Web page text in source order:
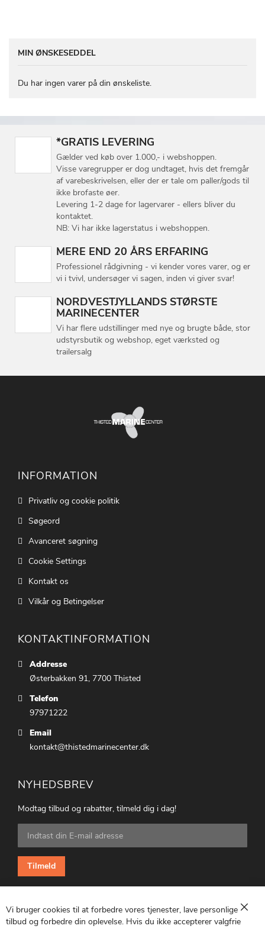
MIN ØNSKESEDDEL
Du har ingen varer på din ønskeliste.
*GRATIS LEVERING
Gælder ved køb over 1.000,- i webshoppen.
Visse varegrupper er dog undtaget, hvis det fremgår
af varebeskrivelsen, eller der er tale om paller/gods til
ikke brofaste øer.
Levering 1-2 dage for lagervarer - ellers bliver du
kontaktet.
NB: Vi har ikke lagerstatus i webshoppen.
MERE END 20 ÅRS ERFARING
Professionel rådgivning - vi kender vores varer, og er
vi i tvivl, undersøger vi sagen, inden vi giver svar!
NORDVESTJYLLANDS STØRSTE
MARINECENTER
Vi har flere udstillinger med nye og brugte både, stor
udstyrsbutik og webshop, eget værksted og
trailersalg
INFORMATION
Privatliv og cookie politik
Søgeord
Avanceret søgning
Cookie Settings
Kontakt os
Vilkår og Betingelser
KONTAKTINFORMATION
Addresse
Østerbakken 91, 7700 Thisted
Telefon
97971222
Email
kontakt@thistedmarinecenter.dk
NYHEDSBREV
Modtag tilbud og rabatter, tilmeld dig i dag!
Tilmeld
dig
vores
nyhedsbrev:
Tilmeld
Luk
Vi bruger cookies til at forbedre vores tjenester, lave personlige
tilbud og forbedre din oplevelse. Hvis du ikke accepterer valgfrie